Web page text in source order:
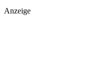
Anzeige